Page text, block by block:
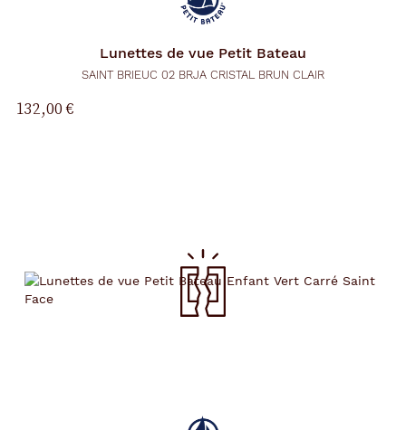
Lunettes de vue Petit Bateau
SAINT BRIEUC 02 BRJA CRISTAL BRUN CLAIR
132,00 €